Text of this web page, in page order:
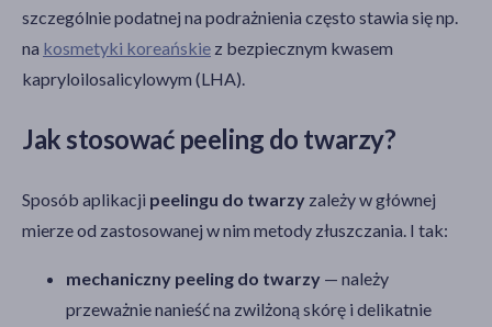
szczególnie podatnej na podrażnienia często stawia się np.
na kosmetyki koreańskie z bezpiecznym kwasem
kapryloilosalicylowym (LHA).
Jak stosować peeling do twarzy?
Sposób aplikacji peelingu do twarzy zależy w głównej
mierze od zastosowanej w nim metody złuszczania. I tak:
mechaniczny peeling do twarzy — należy
przeważnie nanieść na zwilżoną skórę i delikatnie